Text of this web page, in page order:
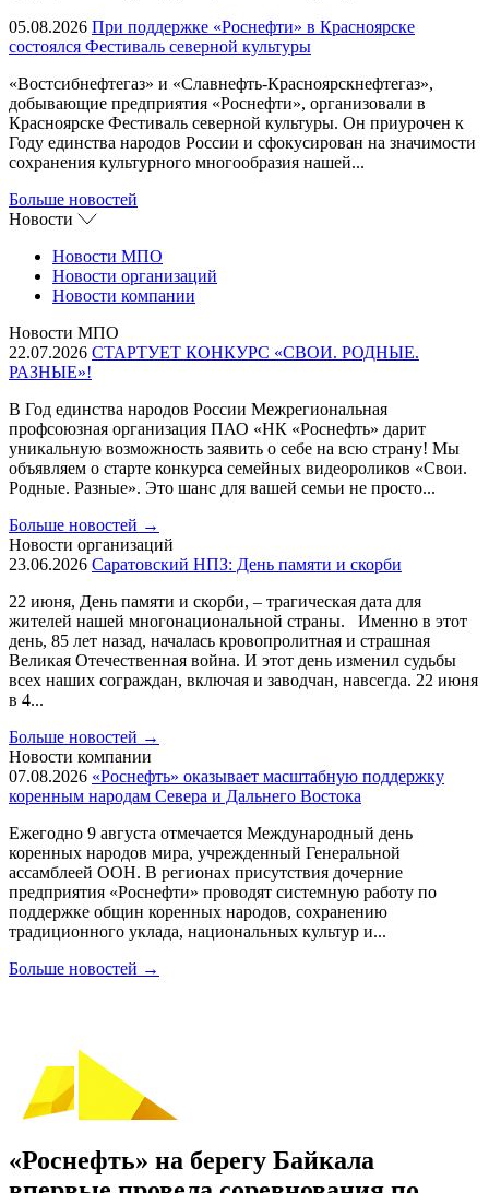
05.08.2026 При поддержке «Роснефти» в Красноярске
состоялся Фестиваль северной культуры
«Востсибнефтегаз» и «Славнефть-Красноярскнефтегаз»,
добывающие предприятия «Роснефти», организовали в
Красноярске Фестиваль северной культуры. Он приурочен к
Году единства народов России и сфокусирован на значимости
сохранения культурного многообразия нашей...
Больше новостей
Новости
Новости МПО
Новости организаций
Новости компании
Новости МПО
22.07.2026 СТАРТУЕТ КОНКУРС «СВОИ. РОДНЫЕ.
РАЗНЫЕ»!
В Год единства народов России Межрегиональная
профсоюзная организация ПАО «НК «Роснефть» дарит
уникальную возможность заявить о себе на всю страну! Мы
объявляем о старте конкурса семейных видеороликов «Свои.
Родные. Разные». Это шанс для вашей семьи не просто...
Больше новостей →
Новости организаций
23.06.2026 Саратовский НПЗ: День памяти и скорби
22 июня, День памяти и скорби, – трагическая дата для
жителей нашей многонациональной страны. Именно в этот
день, 85 лет назад, началась кровопролитная и страшная
Великая Отечественная война. И этот день изменил судьбы
всех наших сограждан, включая и заводчан, навсегда. 22 июня
в 4...
Больше новостей →
Новости компании
07.08.2026 «Роснефть» оказывает масштабную поддержку
коренным народам Севера и Дальнего Востока
Ежегодно 9 августа отмечается Международный день
коренных народов мира, учрежденный Генеральной
ассамблеей ООН. В регионах присутствия дочерние
предприятия «Роснефти» проводят системную работу по
поддержке общин коренных народов, сохранению
традиционного уклада, национальных культур и...
Больше новостей →
«Роснефть» на берегу Байкала